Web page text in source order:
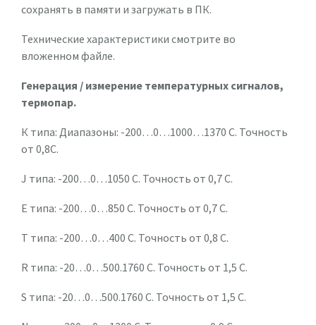
сохранять в памяти и загружать в ПК.
Технические характеристики смотрите во
вложенном файле.
Генерация / измерение температурных сигналов,
термопар.
К типа: Диапазоны: -200…0…1000…1370 С. Точность
от 0,8С.
J типа: -200…0…1050 С. Точность от 0,7 С.
Е типа: -200…0…850 С. Точность от 0,7 С.
Т типа: -200…0…400 С. Точность от 0,8 С.
R типа: -20…0…500.1760 С. Точность от 1,5 С.
S типа: -20…0…500.1760 С. Точность от 1,5 С.